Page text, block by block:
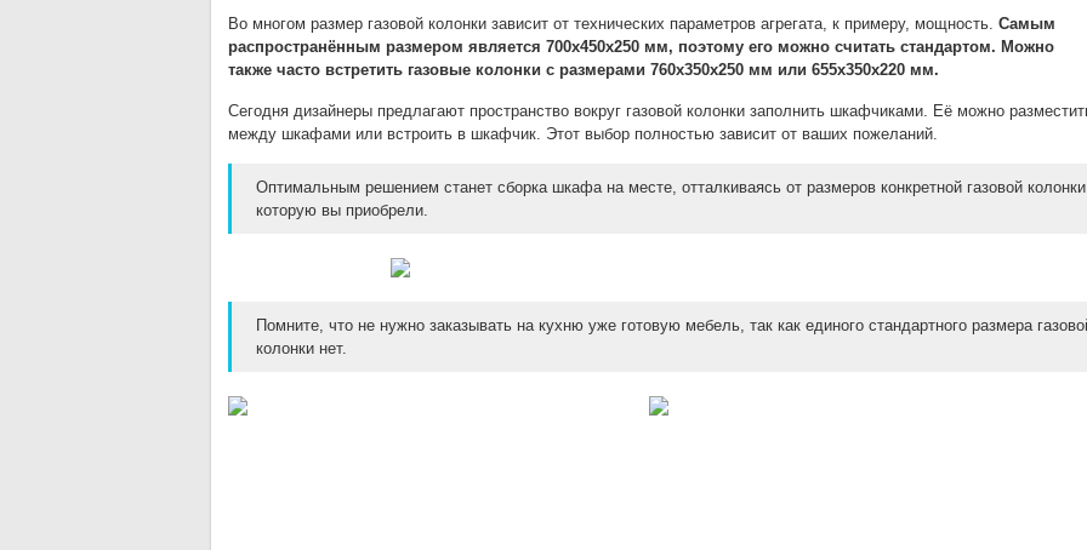
Во многом размер газовой колонки зависит от технических параметров агрегата, к примеру, мощность. Самым
распространённым размером является 700х450х250 мм, поэтому его можно считать стандартом. Можно
также часто встретить газовые колонки с размерами 760х350х250 мм или 655x350x220 мм.
Сегодня дизайнеры предлагают пространство вокруг газовой колонки заполнить шкафчиками. Её можно
между шкафами или встроить в шкафчик. Этот выбор полностью зависит от ваших пожеланий.
Оптимальным решением станет сборка шкафа на месте, отталкиваясь от размеров конкретной газовой
которую вы приобрели.
Помните, что не нужно заказывать на кухню уже готовую мебель, так как единого стандартного размера
колонки нет.